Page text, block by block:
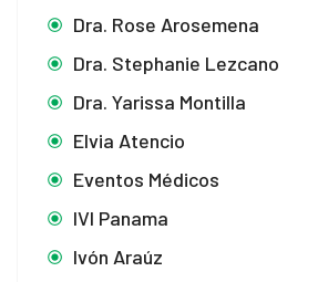
Dra. Rose Arosemena
Dra. Stephanie Lezcano
Dra. Yarissa Montilla
Elvia Atencio
Eventos Médicos
IVI Panama
Ivón Araúz